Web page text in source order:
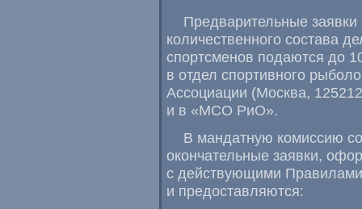
Предварительные заявки
количественного состава
спортсменов подаются до
в отдел спортивного
Ассоциации (Москва,
и в «МСО РиО».
В мандатную комиссию
окончательные заявки,
с действующими
и предоставляются: